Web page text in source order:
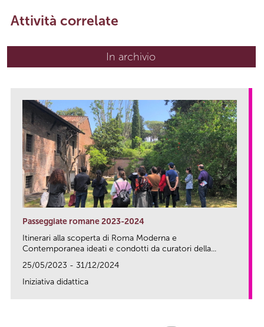
Attività correlate
In archivio
Passeggiate romane 2023-2024
Itinerari alla scoperta di Roma Moderna e
Contemporanea ideati e condotti da curatori della...
25/05/2023 - 31/12/2024
Iniziativa didattica